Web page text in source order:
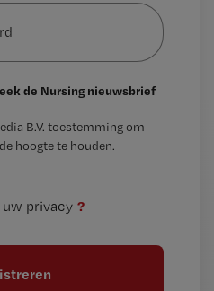
de Nursing nieuwsbrief
B.V. toestemming om
hoogte te houden.
privacy ?